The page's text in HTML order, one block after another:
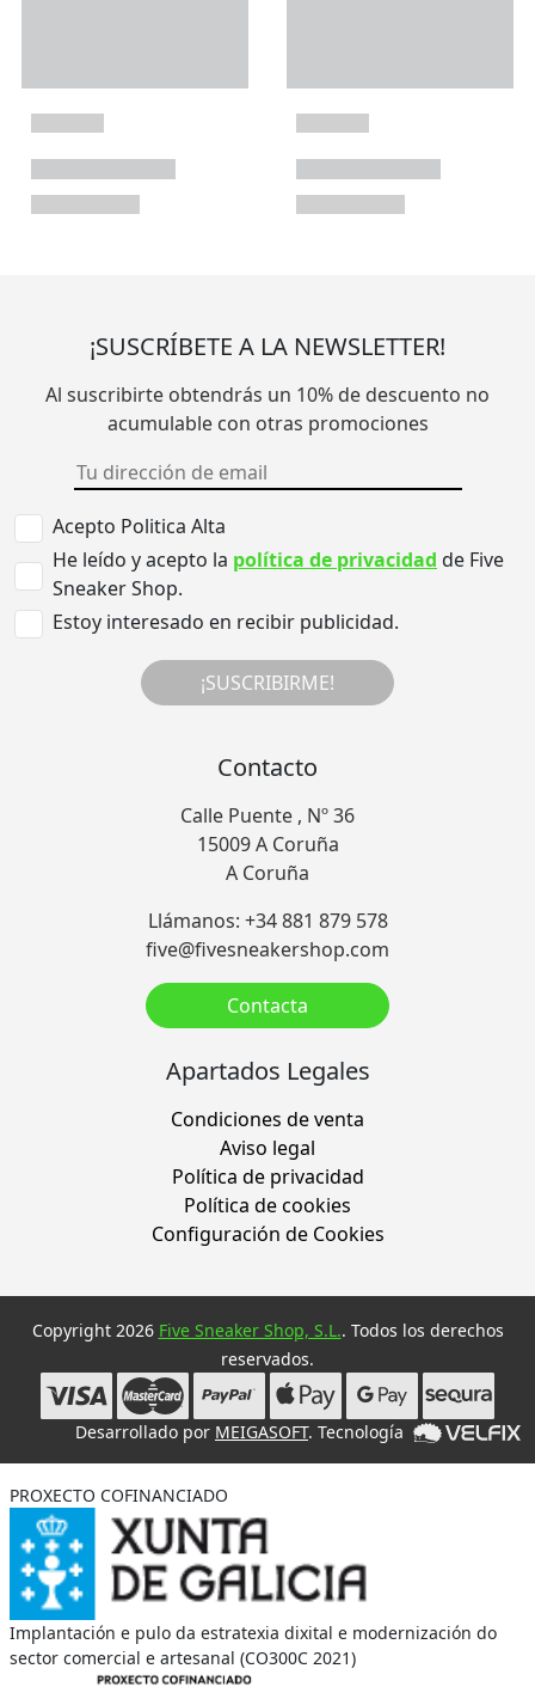
¡SUSCRÍBETE A LA NEWSLETTER!
Al suscribirte obtendrás un 10% de descuento no
acumulable con otras promociones
Acepto Politica Alta
He leído y acepto la política de privacidad de Five
Sneaker Shop.
Estoy interesado en recibir publicidad.
¡SUSCRIBIRME!
Contacto
Calle Puente , Nº 36
15009 A Coruña
A Coruña
Llámanos: +34 881 879 578
five@fivesneakershop.com
Contacta
Apartados Legales
Condiciones de venta
Aviso legal
Política de privacidad
Política de cookies
Configuración de Cookies
Copyright 2026 Five Sneaker Shop, S.L.. Todos los derechos
reservados.
Desarrollado por MEIGASOFT. Tecnología
PROXECTO COFINANCIADO
Implantación e pulo da estratexia dixital e modernización do
sector comercial e artesanal (CO300C 2021)